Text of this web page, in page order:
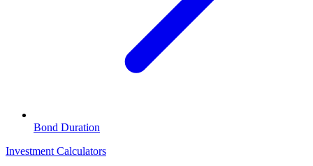
Bond Duration
Investment Calculators